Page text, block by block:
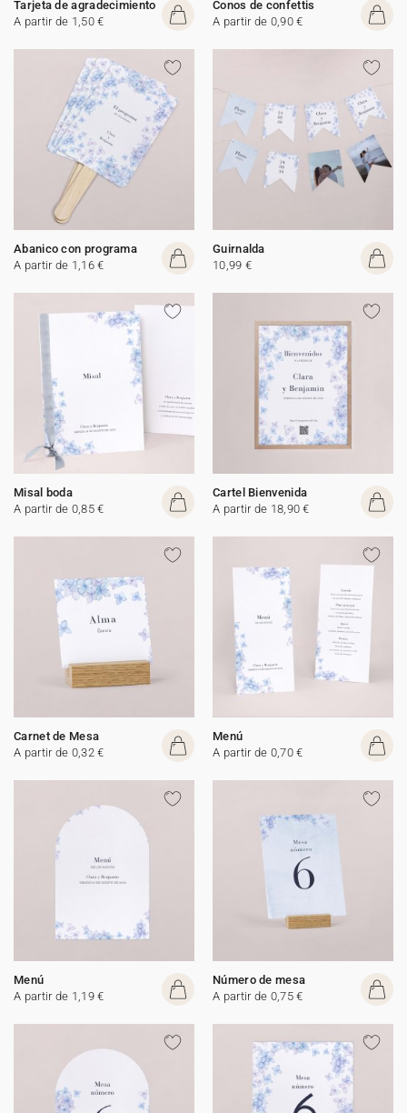
Tarjeta de agradecimiento
A partir de 1,50 €
Conos de confettis
A partir de 0,90 €
Abanico con programa
A partir de 1,16 €
Guirnalda
10,99 €
Misal boda
A partir de 0,85 €
Cartel Bienvenida
A partir de 18,90 €
Carnet de Mesa
A partir de 0,32 €
Menú
A partir de 0,70 €
Menú
A partir de 1,19 €
Número de mesa
A partir de 0,75 €